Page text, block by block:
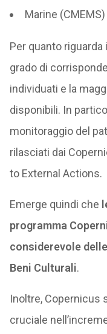
Marine
Per quanto riguarda i
grado di
individuati e la
disponibili. In
monitoraggio del
rilasciati dai
to External Actions.
Emerge quindi che
programma
considerevole
Beni Culturali.
Inoltre, Copernicus
cruciale